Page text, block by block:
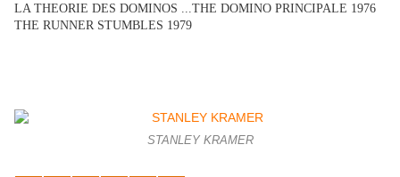
LA THEORIE DES DOMINOS ...THE DOMINO PRINCIPALE 1976
THE RUNNER STUMBLES 1979
STANLEY KRAMER